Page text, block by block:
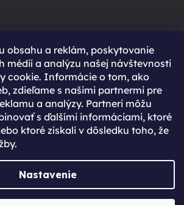
obsahu a reklám, poskytovanie
médií a analýzu našej návštevnosti
cookie. Informácie o tom, ako
zdieľame s našimi partnermi pre
a analýzy. Partneri môžu
s ďalšími informáciami, ktoré
ktoré získali v dôsledku toho, že
Nastavenie
účet?
uloženým údajom
objednávok
a zľavy pre registrovaných